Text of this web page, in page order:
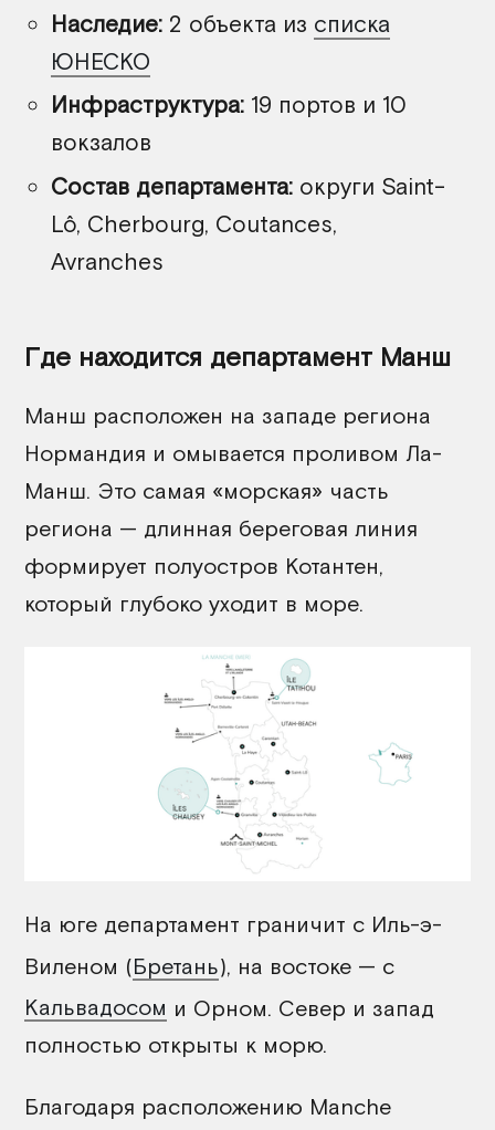
Наследие: 2 объекта из списка
ЮНЕСКО
Инфраструктура: 19 портов и 10
вокзалов
Состав департамента: округи Saint-
Lô, Cherbourg, Coutances,
Avranches
Где находится департамент Манш
Манш расположен на западе региона
Нормандия и омывается проливом Ла-
Манш. Это самая «морская» часть
региона — длинная береговая линия
формирует полуостров Котантен,
который глубоко уходит в море.
На юге департамент граничит с Иль-э-
Виленом (Бретань), на востоке — с
Кальвадосом и Орном. Север и запад
полностью открыты к морю.
Благодаря расположению Manche